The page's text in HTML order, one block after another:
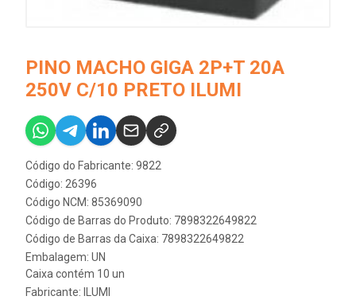
PINO MACHO GIGA 2P+T 20A
250V C/10 PRETO ILUMI
Código do Fabricante: 9822
Código: 26396
Código NCM: 85369090
Código de Barras do Produto: 7898322649822
Código de Barras da Caixa: 7898322649822
Embalagem: UN
Caixa contém 10 un
Fabricante:
ILUMI